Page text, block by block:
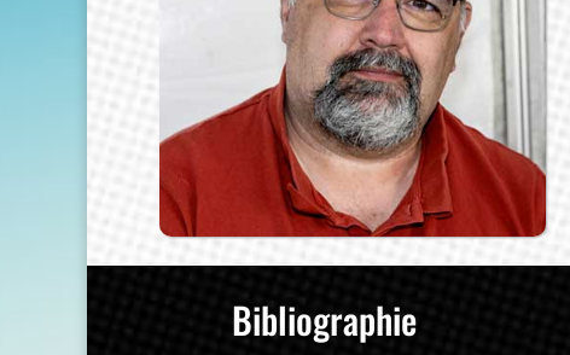
Bibliographie